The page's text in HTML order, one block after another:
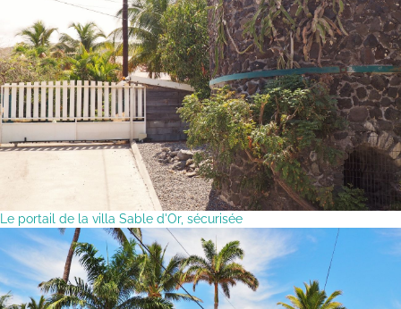
Le portail de la villa Sable d'Or, sécurisée